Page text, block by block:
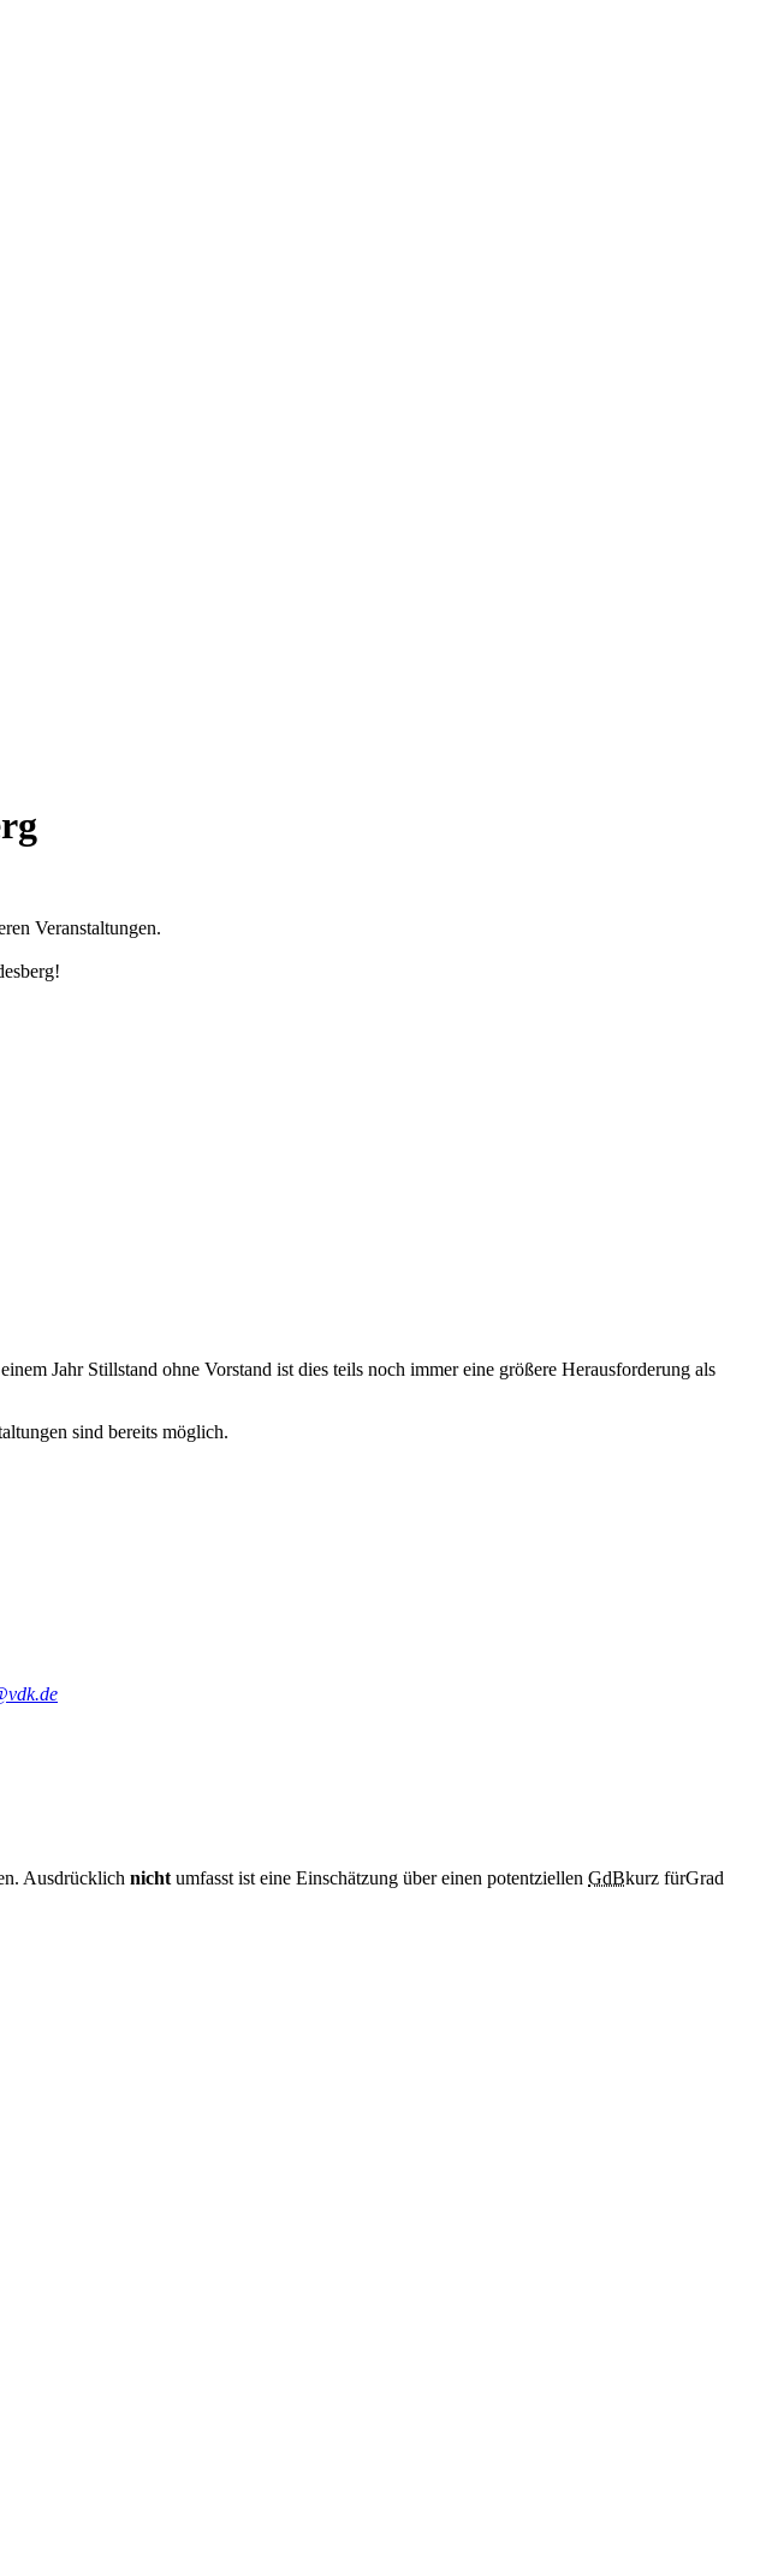
Veranstaltungen.
Jahr Stillstand ohne Vorstand ist dies teils noch immer eine größere Herausforderung als
sind bereits möglich.
Ausdrücklich nicht umfasst ist eine Einschätzung über einen potentziellen GdBkurz fürGrad